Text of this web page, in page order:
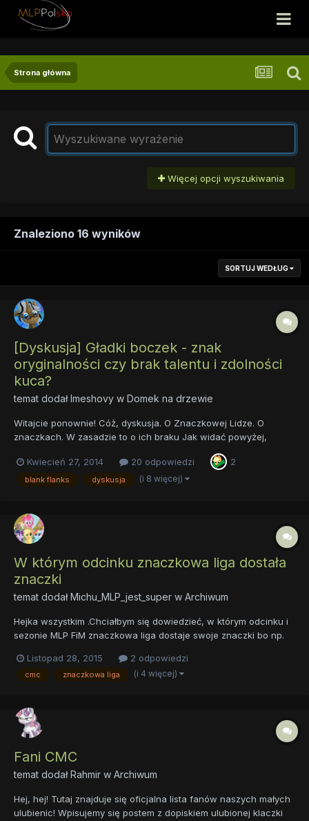
Strona główna
Więcej opcji wyszukiwania
Znaleziono 16 wyników
SORTUJ WEDŁUG
[Dyskusja] Gładki boczek - znak
oryginalności czy brak talentu i zdolności
kuca?
temat dodałImeshovy w Domek na drzewie
Witajcie ponownie! Cóż, dyskusja. O Znaczkowej Lidze. O
znaczkach. W zasadzie to o ich braku Jak widać powyżej,
gładki boczek. Gładki, gładkość, nicość, czystka, no po prostu
nic tu nie ma. Sama sierść (czy co tam kucyki mają )....
Kwiecień 27, 2014 20 odpowiedzi 2
blank flanks dyskusja (i 8 więcej)
W którym odcinku znaczkowa liga dostała
znaczki
temat dodałMichu_MLP_jest_super w Archiwum
Hejka wszystkim .Chciałbym się dowiedzieć, w którym odcinku i
sezonie MLP FiM znaczkowa liga dostaje swoje znaczki bo np.
na szybkie odpowiedzi,z góry dziękuję.
Listopad 28, 2015 2 odpowiedzi
cmc znaczkowa liga (i 4 więcej)
Fani CMC
temat dodałRahmir w Archiwum
Hej, hej! Tutaj znajduje się oficjalna lista fanów naszych małych
ulubienic! Wpisujemy się postem z dopiskiem ulubionej klaczki